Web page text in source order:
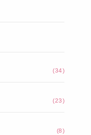
(34)
(23)
(8)